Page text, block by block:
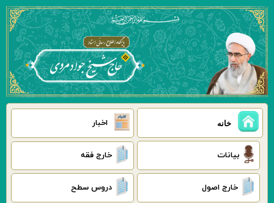
پرش
محتوا
خانه اخبار
بیانات خارج فقه
خارج اصول دروس سطح